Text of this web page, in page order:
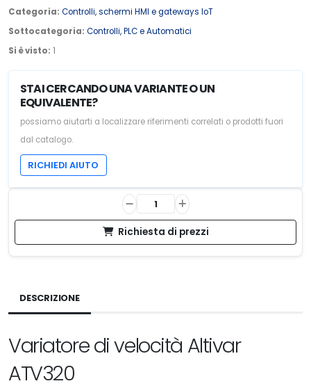
Categoria: Controlli, schermi HMI e gateways IoT
Sottocategoria: Controlli, PLC e Automatici
Si è visto: 1
STAI CERCANDO UNA VARIANTE O UN
EQUIVALENTE?
possiamo aiutarti a localizzare riferimenti correlati o prodotti fuori
dal catalogo.
RICHIEDI AIUTO
Richiesta di prezzi
DESCRIZIONE
Variatore di velocità Altivar
ATV320